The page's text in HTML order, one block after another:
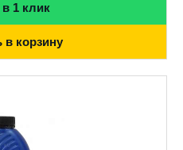
1 клик
в корзину